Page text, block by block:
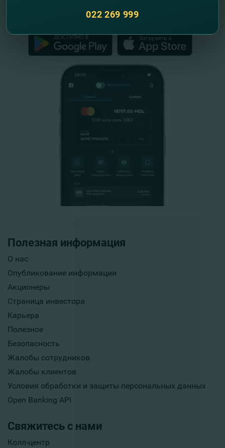
Полезная информация
О нас
Опубликование информации
Акционеры
Страница инвестора
Карьера
Полезное
Безопасность
Жалобы сотрудников
Жалобы клиентов
Условия обработки и защиты персональных данных
Open Banking API
Свяжитесь с нами
Колл-центр
FinComPay Mobile
022 269 999